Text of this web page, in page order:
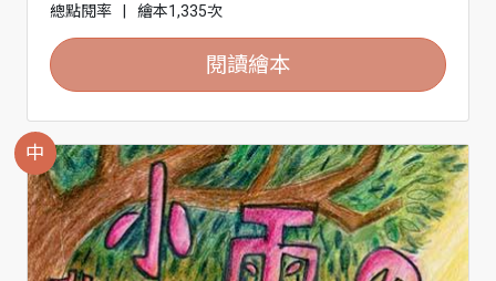
總點閱率 繪本1,335次
閱讀繪本
中